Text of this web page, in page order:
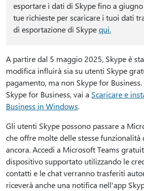
esportare i dati di Skype fino a
tue richieste per scaricare i tuoi dati
di esportazione di Skypequi.
A partire dal 5 maggio 2025, Skype è
modifica influirà sia su utenti Skype
pagamento, ma non Skype for
Skype for Business, vai a Scaricare e
Business in Windows.
Gli utenti Skype possono passare a
che offre molte delle stesse funzionalità
ancora. Accedi a Microsoft Teams
dispositivo supportato utilizzando le
contatti e le chat verranno trasferiti
riceverà anche una notifica nell'app